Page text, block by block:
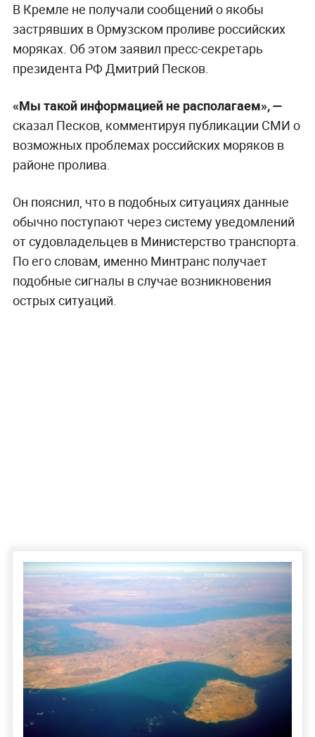
В Кремле не получали сообщений о якобы
застрявших в Ормузском проливе российских
моряках. Об этом заявил пресс-секретарь
президента РФ Дмитрий Песков.
«Мы такой информацией не располагаем», —
сказал Песков, комментируя публикации СМИ о
возможных проблемах российских моряков в
районе пролива.
Он пояснил, что в подобных ситуациях данные
обычно поступают через систему уведомлений
от судовладельцев в Министерство транспорта.
По его словам, именно Минтранс получает
подобные сигналы в случае возникновения
острых ситуаций.